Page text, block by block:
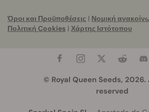
Όροι και Προϋποθέσεις | Νομική
Πολιτική Cookies | Χάρτης Ιστότοπου
© Royal Queen Seeds,
reserved